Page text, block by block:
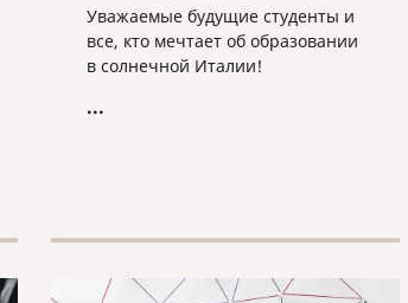
Уважаемые будущие студенты и
все, кто мечтает об образовании
в солнечной Италии!
...